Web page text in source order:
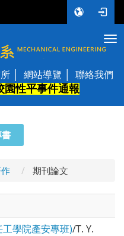
機械工程學系
網站導覽
聯絡我們
園性平事件通報
期刊論文
學院產安專班)/T. Y.